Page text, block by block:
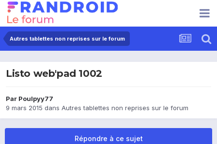
Autres tablettes non reprises sur le forum
Listo web'pad 1002
Par Poulpyy77
9 mars 2015 dans Autres tablettes non reprises sur le forum
Répondre à ce sujet